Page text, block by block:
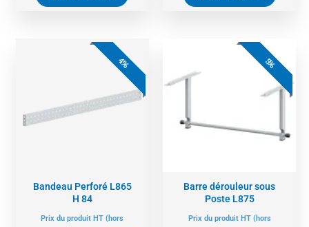
4%
Bandeau Perforé L865
H 84
Prix du produit HT (hors
Le
prix
initial
était :
68,00 €.
prix
actuel
est :
5%
Barre dérouleur sous
Poste L875
Prix du produit HT (hors
prix
initial
était :